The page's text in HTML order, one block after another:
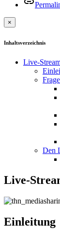
×
Inhaltsverzeichnis
Live-
Den
Live-
Einleitung